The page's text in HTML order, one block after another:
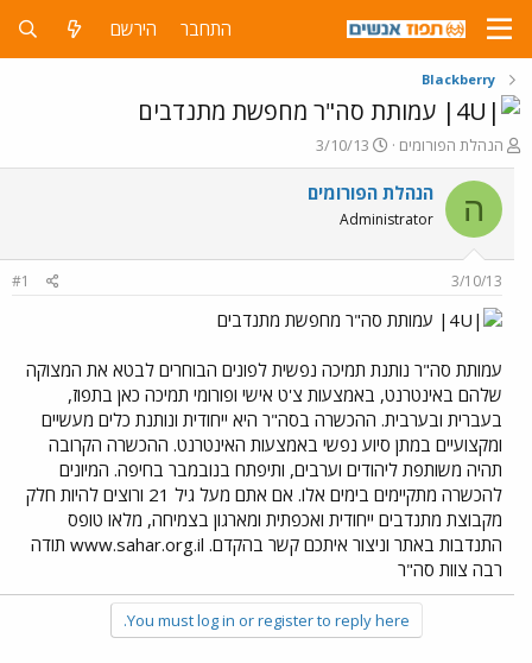
התחבר הירשם
Blackberry
עמותת סה"ר מחפשת מתנדבים
פ
ו
ת
ח
ה
ש
א
הנהלת הפורומים
פ
ו
ר
ם
ר
3/10/13
ה הנהלת הפורומים
Administrator
3/10/13
#1
עמותת סה"ר מחפשת מתנדבים
עמותת סה"ר נותנת תמיכה נפשית לפונים הבוחרים לבטא את המצוקה
שלהם באינטרנט, באמצעות צ'ט אישי ופורומי תמיכה כאן בתפוז,
בעברית ובערבית. ההכשרה בסה"ר היא ייחודית ונותנת כלים מעשיים
ומקצועיים במתן סיוע נפשי באמצעות האינטרנט. ההכשרה הקרובה
תהיה משותפת ליהודים וערבים, ותיפתח בנובמבר בחיפה. המיונים
להכשרה מתקיימים בימים אלו. אם אתם מעל גיל 21 ורוצים להיות חלק
מקבוצת מתנדבים ייחודית ואכפתית ומארגון בצמיחה, מלאו טופס
התנדבות באתר וניצור איתכם קשר בהקדם. www.sahar.org.il תודה
רבה צוות סה"ר
You must log in or register to reply here.